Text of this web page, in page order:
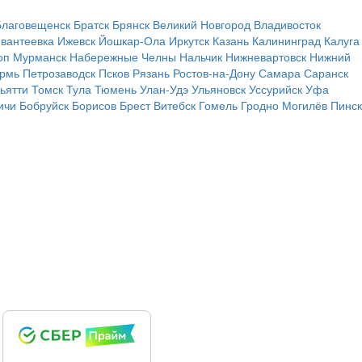
Братск Брянск Великий Новгород Владивосток
Ижевск Йошкар-Ола Иркутск Казань Калининград Калуга
Мурманск Набережные Челны Нальчик Нижневартовск Нижний
Петрозаводск Псков Рязань Ростов-на-Дону Самара Саранск
Томск Тула Тюмень Улан-Удэ Ульяновск Уссурийск Уфа
Бобруйск Борисов Брест Витебск Гомель Гродно Могилёв Пинск